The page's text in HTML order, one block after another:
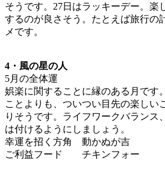
そうです。27日はラッキーデー。楽
するのが良さそう。たとえば旅行の
メです。
4・風の星の人
5月の全体運
娯楽に関することに縁のある月です
ことよりも、ついつい目先の楽しい
りそうです。ライフワークバランス
は付けるようにしましょう。
幸運を招く方角 動かぬが吉
ご利益フード チキンフォー